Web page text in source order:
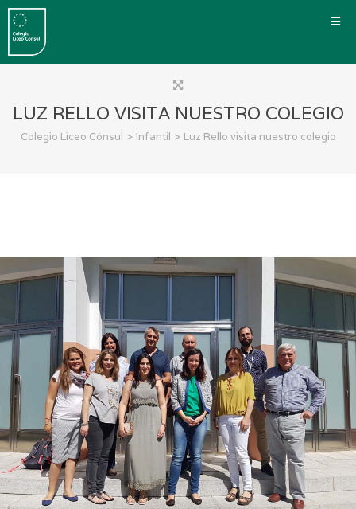
LUZ RELLO VISITA NUESTRO COLEGIO
Colegio Liceo Cónsul > Infantil > Luz Rello visita nuestro colegio